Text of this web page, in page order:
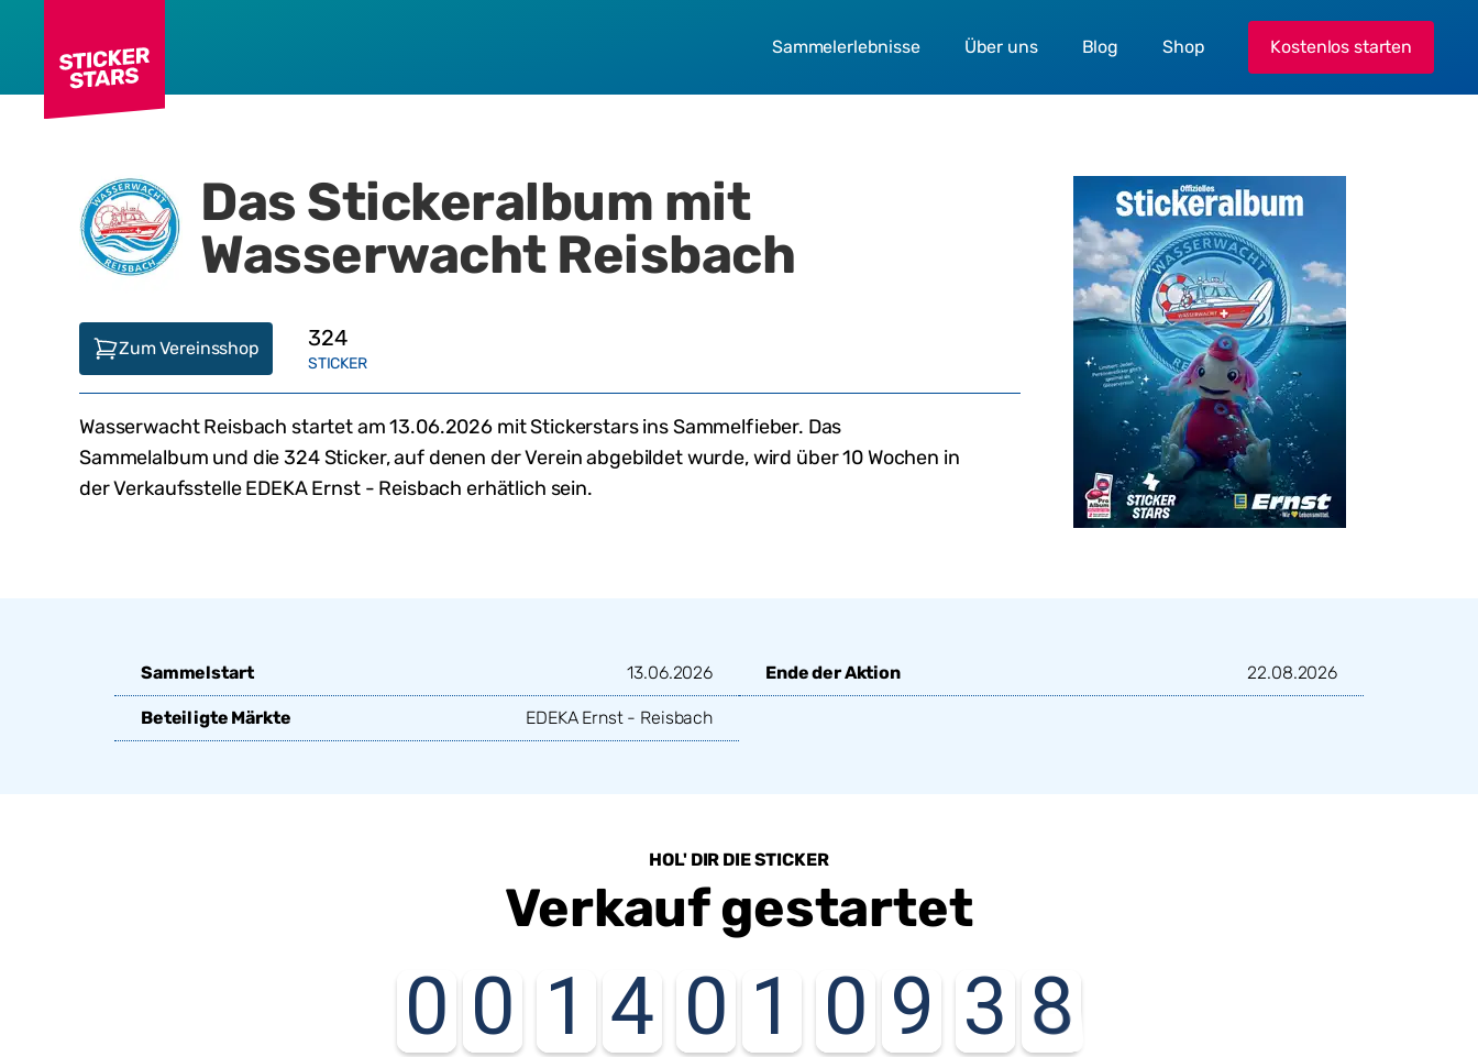
Sammelerlebnisse Über uns Blog Shop Kostenlos starten
Das Stickeralbum mit
Wasserwacht Reisbach
Zum Vereinsshop 324
STICKER
Wasserwacht Reisbach startet am 13.06.2026mit Stickerstars ins Sammelfieber. Das
Sammelalbum und die324Sticker, auf denen der Verein abgebildet wurde,wird über 10 Wochen in
der Verkaufsstelle EDEKA Ernst - Reisbach erhätlich sein.
Sammelstart 13.06.2026 Ende der Aktion 22.08.2026
Beteiligte Märkte EDEKA Ernst - Reisbach
HOL' DIR DIE STICKER
Verkauf gestartet
0 0 1 4 0 1 0 9 3 7